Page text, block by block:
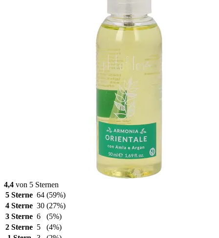
4,4 von 5 Sternen
5 Sterne 64 (59%)
4 Sterne 30 (27%)
3 Sterne 6
(5%)
2 Sterne 5
(4%)